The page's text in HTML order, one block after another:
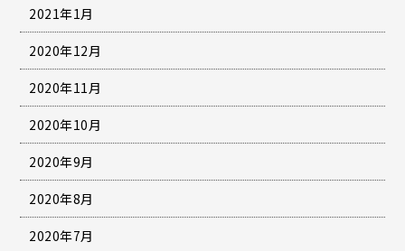
2021年1月
2020年12月
2020年11月
2020年10月
2020年9月
2020年8月
2020年7月